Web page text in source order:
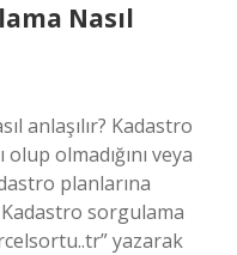
Nasıl
anlaşılır? Kadastro
olmadığını veya
planlarına
sorgulama
yazarak